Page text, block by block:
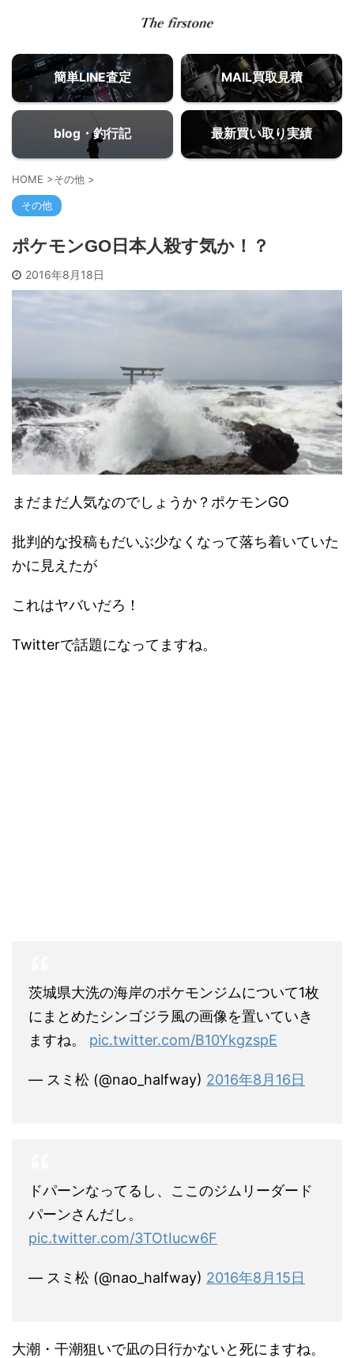
簡単LINE査定 MAIL買取見積
blog・釣行記 最新買い取り実績
HOME >その他 >
その他
ポケモンGO日本人殺す気か！？
2016年8月18日
まだまだ人気なのでしょうか？ポケモンGO
批判的な投稿もだいぶ少なくなって落ち着いていた
かに見えたが
これはヤバいだろ！
Twitterで話題になってますね。
茨城県大洗の海岸のポケモンジムについて1枚
にまとめたシンゴジラ風の画像を置いていき
ますね。 pic.twitter.com/B10YkgzspE
— スミ松 (@nao_halfway) 2016年8月16日
ドパーンなってるし、ここのジムリーダード
パーンさんだし。
pic.twitter.com/3TOtIucw6F
— スミ松 (@nao_halfway) 2016年8月15日
大潮・干潮狙いで凪の日行かないと死にますね。